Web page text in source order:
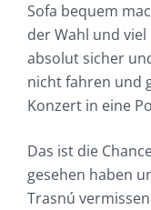
Sofa bequem
der Wahl und
absolut sicher
nicht fahren und
Konzert in eine
Das ist die
gesehen haben
Trasnú